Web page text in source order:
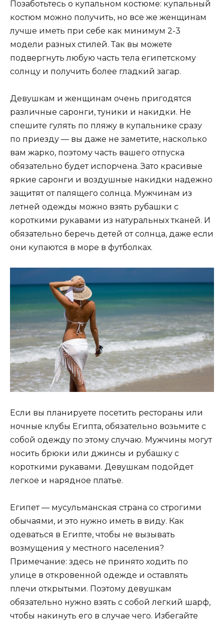
Позаботьтесь о купальном костюме: купальный
костюм можно получить, но все же женщинам
лучше иметь при себе как минимум 2-3
модели разных стилей. Так вы можете
подвергнуть любую часть тела египетскому
солнцу и получить более гладкий загар.
Девушкам и женщинам очень пригодятся
различные саронги, туники и накидки. Не
спешите гулять по пляжу в купальнике сразу
по приезду — вы даже не заметите, насколько
вам жарко, поэтому часть вашего отпуска
обязательно будет испорчена. Зато красивые
яркие саронги и воздушные накидки надежно
защитят от палящего солнца. Мужчинам из
летней одежды можно взять рубашки с
короткими рукавами из натуральных тканей. И
обязательно беречь детей от солнца, даже если
они купаются в море в футболках.
Если вы планируете посетить рестораны или
ночные клубы Египта, обязательно возьмите с
собой одежду по этому случаю. Мужчины могут
носить брюки или джинсы и рубашку с
короткими рукавами. Девушкам подойдет
легкое и нарядное платье.
Египет — мусульманская страна со строгими
обычаями, и это нужно иметь в виду. Как
одеваться в Египте, чтобы не вызывать
возмущения у местного населения?
Примечание: здесь не принято ходить по
улице в откровенной одежде и оставлять
плечи открытыми. Поэтому девушкам
обязательно нужно взять с собой легкий шарф,
чтобы накинуть его в случае чего. Избегайте